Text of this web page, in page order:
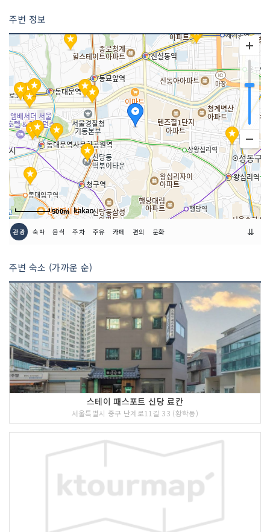
픽업 서비스 불가
객실수 O
예약안내 가능(에어비엔비예약)
예약안내 홈페이지
https://www.airbnb.co.kr/rooms/1
078866302500701567
객실유형 양실
환불규정
온라인 예약 시 해당 업체의 환불 규정에
따름
주변 정보
500m
관광 숙박 음식 주차 주유 카페 편의 문화 ⇊
주변 숙소 (가까운 순)
스테이 패스포트 신당 료칸
서울특별시 중구 난계로11길 33 (황학동)